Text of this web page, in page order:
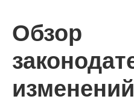
Обзор